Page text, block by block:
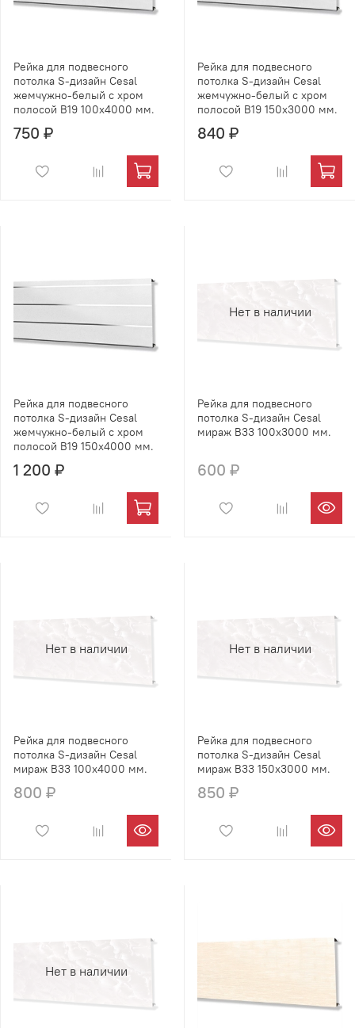
Рейка для подвесного
потолка S-дизайн Cesal
жемчужно-белый с хром
полосой B19 100х4000 мм.
750 ₽
Рейка для подвесного
потолка S-дизайн Cesal
жемчужно-белый с хром
полосой B19 150х3000 мм.
840 ₽
Рейка для подвесного
потолка S-дизайн Cesal
жемчужно-белый с хром
полосой B19 150х4000 мм.
1 200 ₽
Нет в наличии
Рейка для подвесного
потолка S-дизайн Cesal
мираж B33 100х3000 мм.
600 ₽
Нет в наличии
Рейка для подвесного
потолка S-дизайн Cesal
мираж B33 100х4000 мм.
800 ₽
Нет в наличии
Рейка для подвесного
потолка S-дизайн Cesal
мираж B33 150х3000 мм.
850 ₽
Нет в наличии